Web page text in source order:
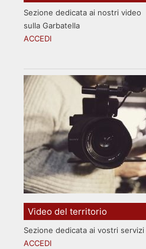
Sezione dedicata ai nostri video
sulla Garbatella
ACCEDI
Video del territorio
Sezione dedicata ai vostri
ACCEDI